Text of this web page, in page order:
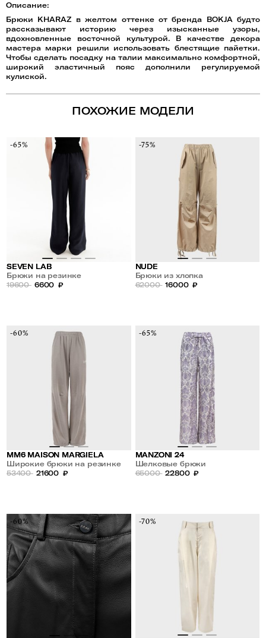
Описание:
Брюки KHARAZ в желтом оттенке от бренда BOKJA будто
рассказывают историю через изысканные узоры,
вдохновленные восточной культурой. В качестве декора
мастера марки решили использовать блестящие пайетки.
Чтобы сделать посадку на талии максимально комфортной,
широкий эластичный пояс дополнили регулируемой
кулиской.
ПОХОЖИЕ МОДЕЛИ
-65%
SEVEN LAB
Брюки на резинке
19600 6600 ₽
-75%
NUDE
Брюки из хлопка
62000 16000 ₽
-60%
MM6 MAISON MARGIELA
Широкие брюки на резинке
53400 21600 ₽
-65%
MANZONI 24
Шелковые брюки
65000 22800 ₽
-60% -70%